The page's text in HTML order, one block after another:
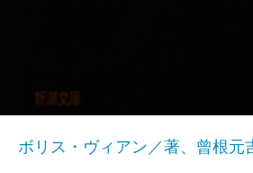
ボリス・ヴィアン／著、曾根元